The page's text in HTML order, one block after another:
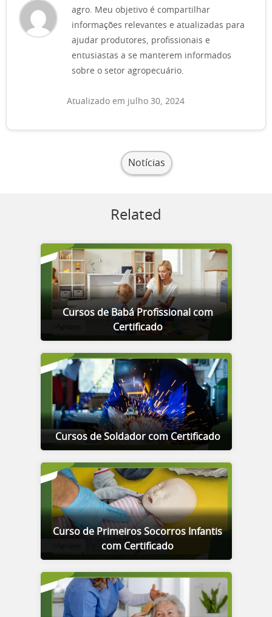
agro. Meu objetivo é compartilhar
informações relevantes e atualizadas para
ajudar produtores, profissionais e
entusiastas a se manterem informados
sobre o setor agropecuário.
Atualizado em julho 30, 2024
Notícias
Related
Cursos de Babá Profissional com
Certificado
Cursos de Soldador com Certificado
Curso de Primeiros Socorros Infantis
com Certificado